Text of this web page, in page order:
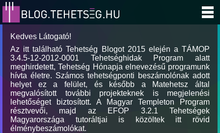
Kedves Látogató!
Az itt található Tehetség Blogot 2015 elején a TÁMOP
3.4.5-12-2012-0001 Tehetséghidak Program alatt
meghirdetett, Tehetség Hónapja elnevezésű programunk
hívta életre. Számos tehetségponti beszámolónak adott
helyet ez a felület, és később a Matehetsz által
megvalósított további projekteknek is megjelenési
lehetőséget biztosított. A Magyar Templeton Program
résztvevői, majd az EFOP 3.2.1 Tehetségek
Magyarországa tutoráltjai is közöltek itt rövid
élménybeszámolókat.